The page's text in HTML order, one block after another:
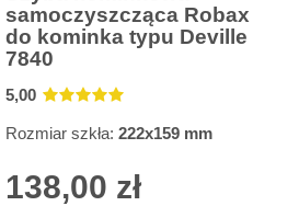
samoczyszcząca Robax
do kominka typu Deville
7840
5,00
Rozmiar szkła: 222x159 mm
138,00 zł